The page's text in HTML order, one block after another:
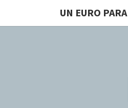
UN EURO